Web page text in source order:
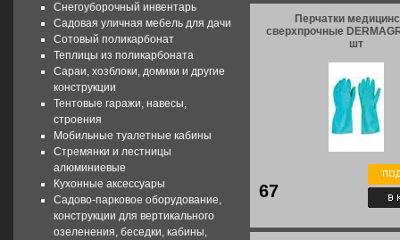
Снегоуборочный инвентарь
Садовая уличная мебель для дачи
Сотовый поликарбонат
Теплицы из поликарбоната
Сараи, хозблоки, домики и другие
конструкции
Тентовые гаражи, навесы,
строения
Мобильные туалетные кабины
Стремянки и лестницы
алюминиевые
Кухонные аксессуары
Садово-парковое оборудование,
конструкции для вертикального
озеленения, беседки, кабины,
Перчатки
сверхпрочные
шт
67